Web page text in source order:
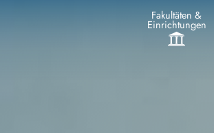
Fakultäten &
Einrichtungen